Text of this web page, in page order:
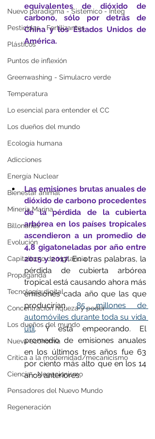
Nuevo paradigma - Sistémico - Integ
Pesticidas - Fertilizantes
Plásticos
Puntos de inflexión
Greenwashing - Simulacro verde
Temperatura
Lo esencial para entender el CC
Los dueños del mundo
Ecología humana
Adicciones
Energía Nuclear
Bienestar animal
Minería Marina
Billonarios
Evolución
Capitalismo de vigilancia
Propaganda
Tecnología digital
Concentración riqueza y poder
Los dueños del mundo
Nueva economía
Crítica a la modernidad/mecanicismo
Ciencia - Negacionismo
Pensadores del Nuevo Mundo
Regeneración
equivalentes de dióxido de
carbono, sólo por detrás de
China y los Estados Unidos de
América.
Las emisiones brutas anuales de
dióxido de carbono procedentes
de la pérdida de la cubierta
arbórea en los países tropicales
ascendieron a un promedio de
4,8 gigatoneladas por año entre
2015 y 2017. En otras palabras, la
pérdida de cubierta arbórea
tropical está causando ahora más
emisiones cada año que las que
producirían 85 millones de
automóviles durante toda su vida
útil. Y está empeorando. El
promedio de emisiones anuales
en los últimos tres años fue 63
por ciento más alto que en los 14
años anteriores.